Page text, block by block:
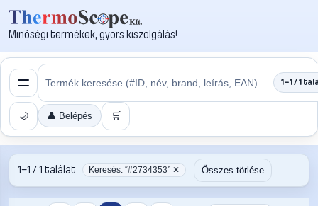
Minőségi termékek, gyors kiszolgálás!
1–1 / 1
🌙 👤 Belépés 🛒
1–1 / 1 találat Keresés: “#2734353” ✕ Összes törlése